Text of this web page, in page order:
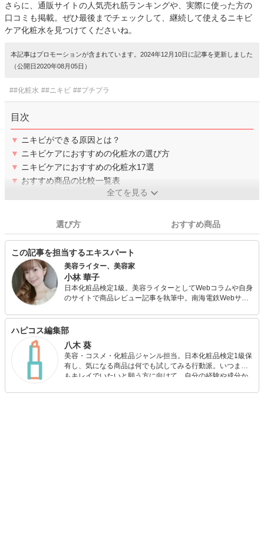
さらに、通販サイトの人気売れ筋ランキングや、実際に使った方の
口コミも掲載。ぜひ最後までチェックして、継続して使えるニキビ
ケア化粧水を見つけてくださいね。
本記事はプロモーションが含まれています。2024年12月10日に記事を更新しました
（公開日2020年08月05日）
##化粧水 ##ニキビ ##プチプラ
目次
▼ ニキビができる原因とは？
▼ ニキビケアにおすすめの化粧水の選び方
▼ ニキビケアにおすすめの化粧水17選
▼ おすすめ商品の比較一覧表
全てを見る
選び方 おすすめ商品
この記事を担当するエキスパート
美容ライター、美容家
小林 華子
日本化粧品検定1級。美容ライターとしてWebコラムや自身
のサイトで商品レビュー記事を執筆中。南海電鉄Webサイ
アラフォーママ。お洒落ママ会アワードグランプリ、
puremoniアワードグランプリ
ハピコス編集部
八木 葵
美容・コスメ・化粧品ジャンル担当。日本化粧品検定1級保
有し、気になる商品は何でも試してみる行動派。いつまで
もキレイでいたいと願う方に向けて、自分の経験や成分か